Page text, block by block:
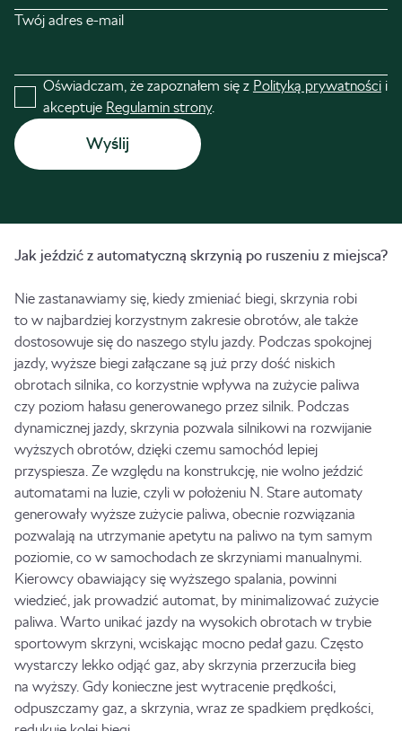
Twój adres e-mail
Oświadczam, że zapoznałem się z Polityką prywatnościi
akceptuje Regulamin strony.
Jak jeździć z automatyczną skrzynią po ruszeniu z miejsca?
Nie zastanawiamy się, kiedy zmieniać biegi, skrzynia robi
to w najbardziej korzystnym zakresie obrotów, ale także
dostosowuje się do naszego stylu jazdy. Podczas spokojnej
jazdy, wyższe biegi załączane są już przy dość niskich
obrotach silnika, co korzystnie wpływa na zużycie paliwa
czy poziom hałasu generowanego przez silnik. Podczas
dynamicznej jazdy, skrzynia pozwala silnikowi na rozwijanie
wyższych obrotów, dzięki czemu samochód lepiej
przyspiesza. Ze względu na konstrukcję, nie wolno jeździć
automatami na luzie, czyli w położeniu N. Stare automaty
generowały wyższe zużycie paliwa, obecnie rozwiązania
pozwalają na utrzymanie apetytu na paliwo na tym samym
poziomie, co w samochodach ze skrzyniami manualnymi.
Kierowcy obawiający się wyższego spalania, powinni
wiedzieć, jak prowadzić automat, by minimalizować zużycie
paliwa. Warto unikać jazdy na wysokich obrotach w trybie
sportowym skrzyni, wciskając mocno pedał gazu. Często
wystarczy lekko odjąć gaz, aby skrzynia przerzuciła bieg
na wyższy. Gdy konieczne jest wytracenie prędkości,
odpuszczamy gaz, a skrzynia, wraz ze spadkiem prędkości,